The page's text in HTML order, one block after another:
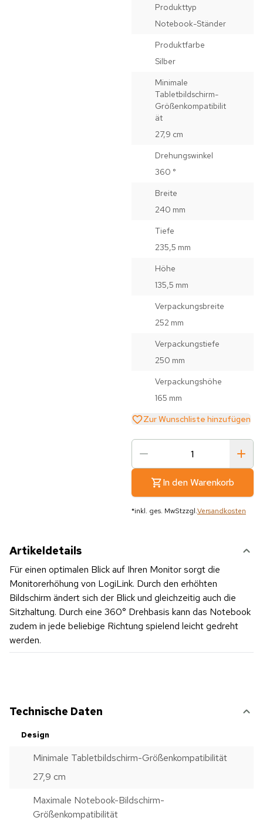
Produkttyp
Notebook-Ständer
Produktfarbe
Silber
Minimale
Tabletbildschirm-
Größenkompatibilit
ät
27,9 cm
Drehungswinkel
360 °
Breite
240 mm
Tiefe
235,5 mm
Höhe
135,5 mm
Verpackungsbreite
252 mm
Verpackungstiefe
250 mm
Verpackungshöhe
165 mm
Zur Wunschliste hinzufügen
In den Warenkorb
*inkl. ges. MwStzzgl.Versandkosten
Artikeldetails
Für einen optimalen Blick auf Ihren Monitor sorgt die
Monitorerhöhung von LogiLink. Durch den erhöhten
Bildschirm ändert sich der Blick und gleichzeitig auch die
Sitzhaltung. Durch eine 360° Drehbasis kann das Notebook
zudem in jede beliebige Richtung spielend leicht gedreht
werden.
Technische Daten
Design
Minimale Tabletbildschirm-Größenkompatibilität
27,9 cm
Maximale Notebook-Bildschirm-
Größenkompatibilität